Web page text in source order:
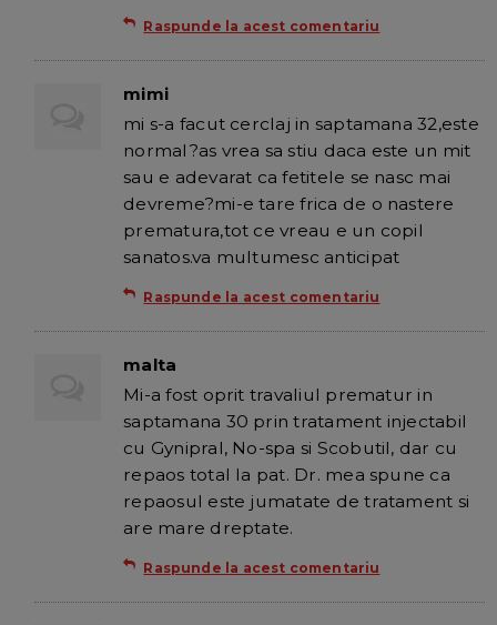
Raspunde la acest comentariu
mimi
mi s-a facut cerclaj in saptamana 32,este
normal?as vrea sa stiu daca este un mit
sau e adevarat ca fetitele se nasc mai
devreme?mi-e tare frica de o nastere
prematura,tot ce vreau e un copil
sanatos.va multumesc anticipat
Raspunde la acest comentariu
malta
Mi-a fost oprit travaliul prematur in
saptamana 30 prin tratament injectabil
cu Gynipral, No-spa si Scobutil, dar cu
repaos total la pat. Dr. mea spune ca
repaosul este jumatate de tratament si
are mare dreptate.
Raspunde la acest comentariu